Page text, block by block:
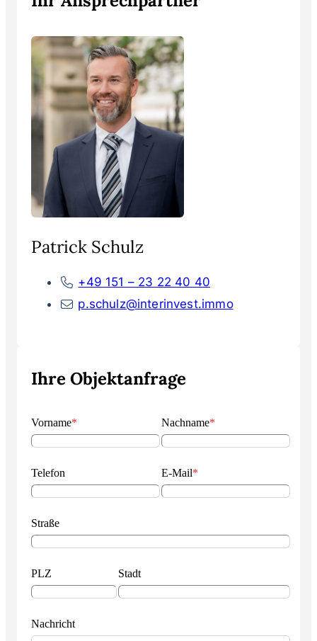
Patrick Schulz
+49 151 – 23 22 40 40
p.schulz@interinvest.immo
Ihre Objektanfrage
Vorname* Nachname*
Telefon E-Mail*
Straße
PLZ Stadt
Nachricht